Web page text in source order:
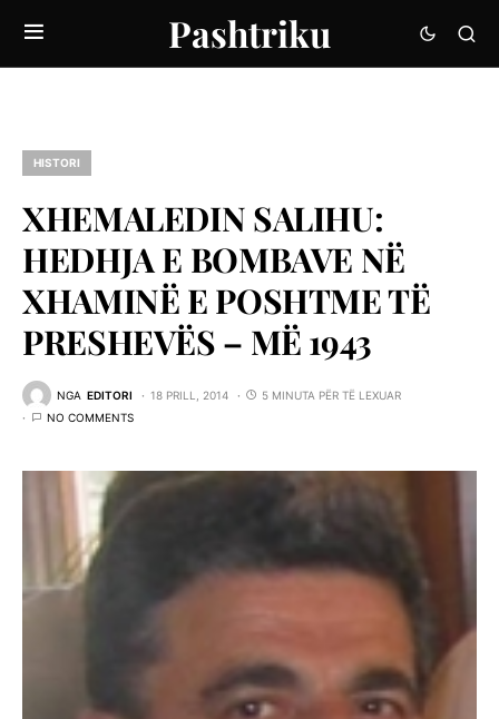
Pashtriku
HISTORI
XHEMALEDIN SALIHU:
HEDHJA E BOMBAVE NË
XHAMINË E POSHTME TË
PRESHEVËS – MË 1943
NGA EDITORI 18 PRILL, 2014
5 MINUTA PËR TË LEXUAR
NO COMMENTS